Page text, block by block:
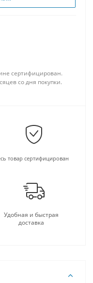
сертифицирован.
со дня покупки.
товар сертифицирован
Удобная и быстрая
доставка